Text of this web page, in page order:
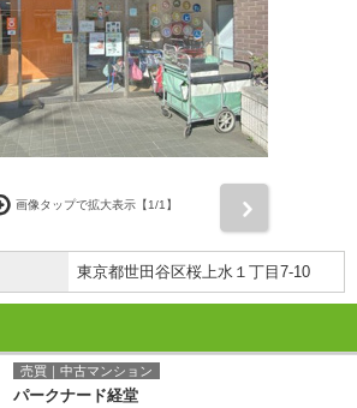
画像タップで拡大表示【1/1】
東京都世田谷区桜上水１丁目7-10
売買｜中古マンション
パークナード経堂